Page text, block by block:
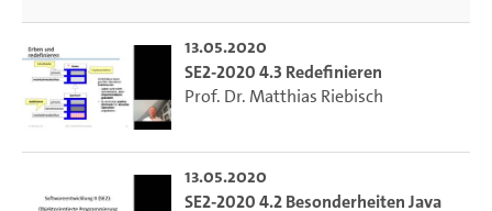
13.05.2020
SE2-2020 4.3 Redefinieren
Prof. Dr. Matthias Riebisch
13.05.2020
SE2-2020 4.2 Besonderheiten Java